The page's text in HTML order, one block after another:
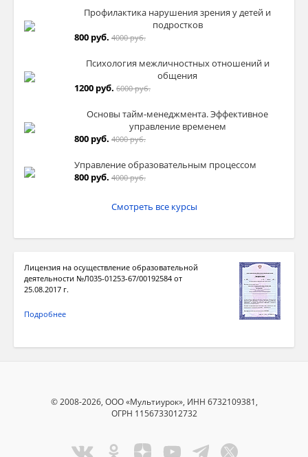
Профилактика нарушения зрения у детей и
подростков
800 руб. 4000 руб.
Психология межличностных отношений и
общения
1200 руб. 6000 руб.
Основы тайм-менеджмента. Эффективное
управление временем
800 руб. 4000 руб.
Управление образовательным процессом
800 руб. 4000 руб.
Смотреть все курсы
Лицензия на осуществление образовательной
деятельности №Л035-01253-67/00192584 от
25.08.2017 г.
Подробнее
© 2008-2026, ООО «Мультиурок», ИНН 6732109381,
ОГРН 1156733012732